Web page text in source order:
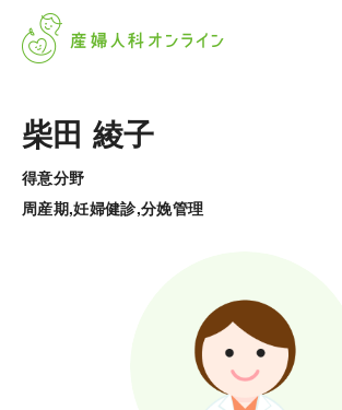
柴田 綾子
得意分野
周産期,妊婦健診,分娩管理